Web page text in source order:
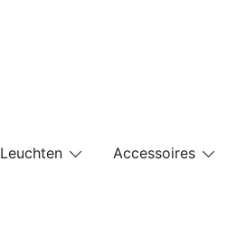
Leuchten Accessoires